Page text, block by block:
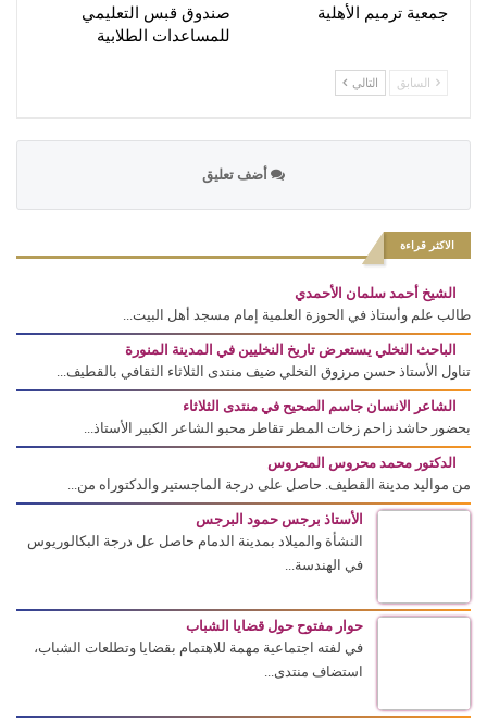
جمعية ترميم الأهلية
صندوق قبس التعليمي
للمساعدات الطلابية
السابق التالي
أضف تعليق
الاكثر قراءة
الشيخ أحمد سلمان الأحمدي
طالب علم وأستاذ في الحوزة العلمية إمام مسجد أهل البيت...
الباحث النخلي يستعرض تاريخ النخليين في المدينة المنورة
تناول الأستاذ حسن مرزوق النخلي ضيف منتدى الثلاثاء الثقافي بالقطيف...
الشاعر الانسان جاسم الصحيح في منتدى الثلاثاء
بحضور حاشد زاحم زخات المطر تقاطر محبو الشاعر الكبير الأستاذ...
الدكتور محمد محروس المحروس
من مواليد مدينة القطيف. حاصل على درجة الماجستير والدكتوراه من...
الأستاذ برجس حمود البرجس
النشأة والميلاد بمدينة الدمام حاصل عل درجة البكالوريوس
في الهندسة...
حوار مفتوح حول قضايا الشباب
في لفته اجتماعية مهمة للاهتمام بقضايا وتطلعات الشباب،
استضاف منتدى...